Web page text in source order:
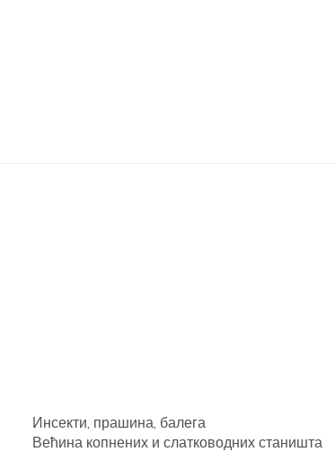
Инсекти, прашина, балега
Већина копнених и слатководних станишта